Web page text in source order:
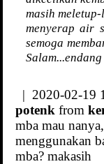
masih
menyerap air
semoga
Salam...endang
| 2020-02-19
potenk from
mba mau
menggunakan
mba? makasih